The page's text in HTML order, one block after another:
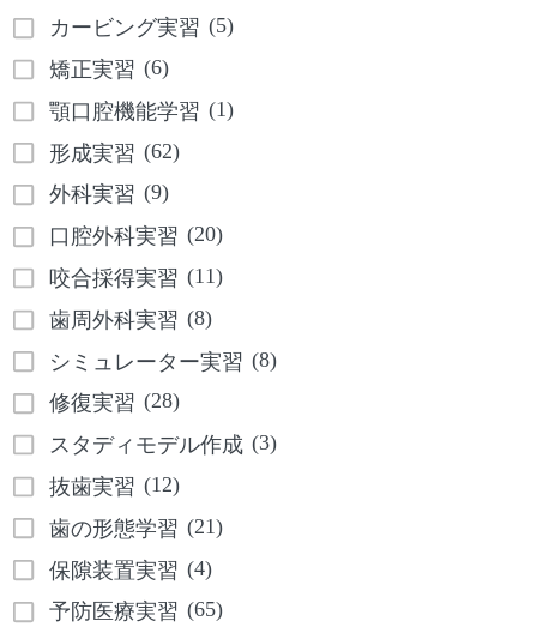
カービング実習 (5)
矯正実習 (6)
顎口腔機能学習 (1)
形成実習 (62)
外科実習 (9)
口腔外科実習 (20)
咬合採得実習 (11)
歯周外科実習 (8)
シミュレーター実習 (8)
修復実習 (28)
スタディモデル作成 (3)
抜歯実習 (12)
歯の形態学習 (21)
保隙装置実習 (4)
予防医療実習 (65)